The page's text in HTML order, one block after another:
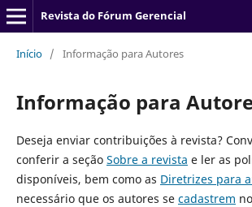
Revista do Fórum Gerencial
Início / Informação para Autores
Informação para
Deseja enviar contribuições à revista?
conferir a seção Sobre a revista e ler as
disponíveis, bem como as Diretrizes para
necessário que os autores se cadastrem